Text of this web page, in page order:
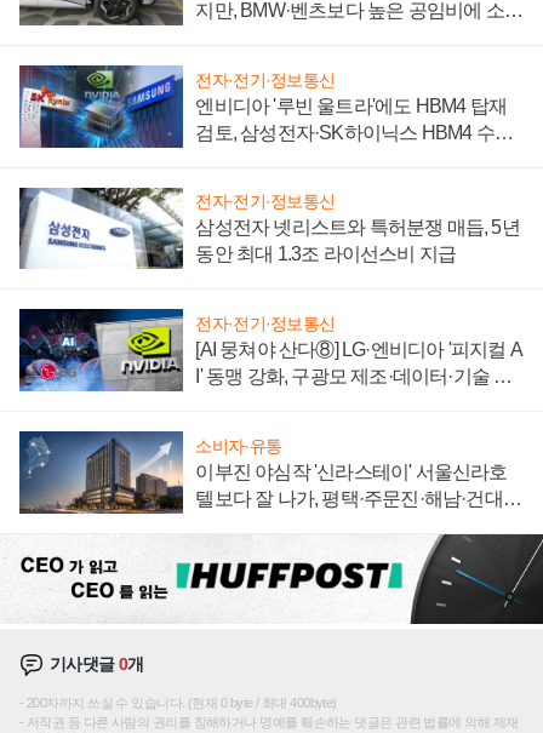
지만, BMW·벤츠보다 높은 공임비에 소비
전자·전기·정보통신
엔비디아 '루빈 울트라'에도 HBM4 탑재
검토, 삼성전자·SK하이닉스 HBM4 수율
전자·전기·정보통신
삼성전자 넷리스트와 특허분쟁 매듭, 5년
동안 최대 1.3조 라이선스비 지급
전자·전기·정보통신
[AI 뭉쳐야 산다⑧] LG·엔비디아 '피지컬 A
I' 동맹 강화, 구광모 제조·데이터·기술 결
소비자·유통
이부진 야심작 '신라스테이' 서울신라호
텔보다 잘 나가, 평택·주문진·해남·건대로
기사댓글0개
200자까지 쓰실 수 있습니다. (현재 0 byte / 최대 400byte)
저작권 등 다른 사람의 권리를 침해하거나 명예를 훼손하는 댓글은 관련 법률에 의해 제재